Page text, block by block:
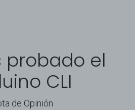
probado el
CLI
de Opinión